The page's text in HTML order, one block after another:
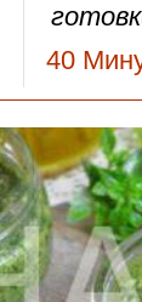
40